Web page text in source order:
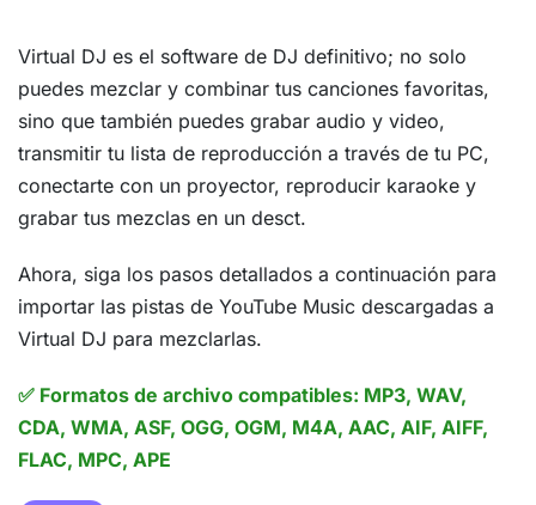
Virtual DJ es el software de DJ definitivo; no solo
puedes mezclar y combinar tus canciones favoritas,
sino que también puedes grabar audio y video,
transmitir tu lista de reproducción a través de tu PC,
conectarte con un proyector, reproducir karaoke y
grabar tus mezclas en un desct.
Ahora, siga los pasos detallados a continuación para
importar las pistas de YouTube Music descargadas a
Virtual DJ para mezclarlas.
✅ Formatos de archivo compatibles: MP3, WAV,
CDA, WMA, ASF, OGG, OGM, M4A, AAC, AIF, AIFF,
FLAC, MPC, APE